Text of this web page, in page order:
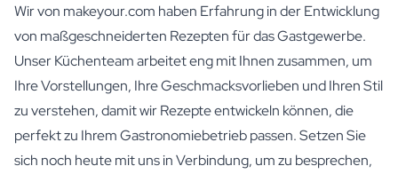
Wir von makeyour.com haben Erfahrung in der Entwicklung
von maßgeschneiderten Rezepten für das Gastgewerbe.
Unser Küchenteam arbeitet eng mit Ihnen zusammen, um
Ihre Vorstellungen, Ihre Geschmacksvorlieben und Ihren Stil
zu verstehen, damit wir Rezepte entwickeln können, die
perfekt zu Ihrem Gastronomiebetrieb passen. Setzen Sie
sich noch heute mit uns in Verbindung, um zu besprechen,